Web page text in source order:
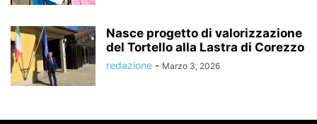
Nasce progetto di valorizzazione
del Tortello alla Lastra di Corezzo
redazione - Marzo 3, 2026